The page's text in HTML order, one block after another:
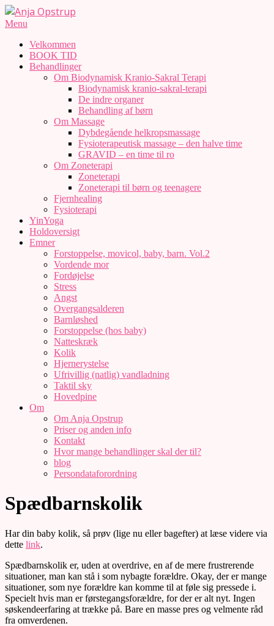
Skip
to
content
Anja
Opstrup
Secondary
Menu
Menu
Velkommen
BOOK TID
Behandlinger
Om Biodynamisk Kranio-Sakral Terapi
Biodynamisk kranio-sakral-terapi
De indre organer
Behandling af børn
Om Massage
Dybdegående helkropsmassage
Fysioterapeutisk massage – den halve time
GRAVID – en time til ro
Om Zoneterapi
Zoneterapi
Zoneterapi til børn og teenagere
Fjernhealing
Fysioterapi
YinYoga
Holdoversigt
Emner
Forstoppelse, movicol, baby, barn. Vol.2
Vordende mor
Fordøjelse
Stress
Angst
Overgangsalderen
Barnløshed
Forstoppelse (hos baby)
Natteskræk
Kolik
Hjernerystelse
Ufrivillig (natlig) vandladning
Taktil sky
Hovedpine
Om
Om Anja Opstrup
Priser og anden info
Kontakt
Hvor mange behandlinger skal der til?
blog
Persondataforordning
Spædbarnskolik
Har din baby kolik, så prøv (lige nu eller bagefter) at læse videre via
dette link.
Spædbarnskolik er, uden at overdrive, en af de mere frustrerende
situationer, man kan stå i som nybagte forældre. Okay, der er mange
situationer, som nye forældre kan komme til at føle sig pressede i.
Specielt hvis man er førstegangsforældre, for der er alt nyt. Ingen
søskendeerfaring at trække på. Bare en masse pres og velmente råd
fra omverdenen.